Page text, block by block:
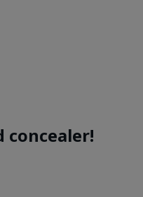
concealer!